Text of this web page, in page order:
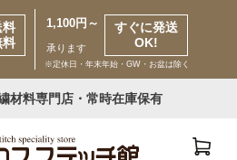
料
料
1,100円～
承ります
すぐに発送
OK!
※定休日・年末年始・GW・お盆は除く
材料専門店・常時在庫保有
ゃいませ ゲスト 様